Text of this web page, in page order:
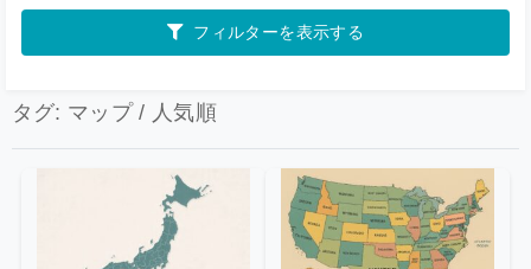
フィルターを表示する
タグ: マップ / 人気順